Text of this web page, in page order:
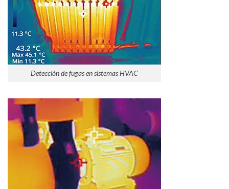
Detección de fugas en sistemas HVAC